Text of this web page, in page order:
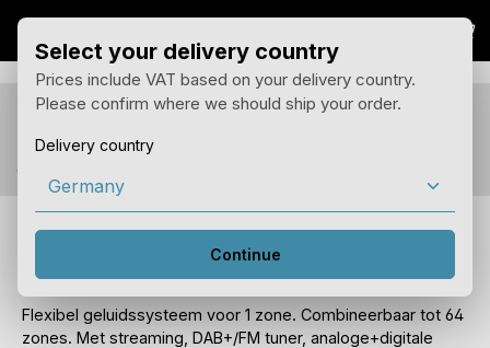
Overslaan naar hoofdinhoud
Je ziet de prijzen voor het land van levering met 19%
Je kunt het land van levering wijzigen in het menu hierboven.
SC311m - Matrix geluidssysteem met 1+
Flexibel geluidssysteem voor 1 zone. Combineerbaar tot 64
zones. Met streaming, DAB+/FM tuner, analoge+digitale
Select your delivery country
Prices include VAT based on your delivery country.
Please confirm where we should ship your order.
Delivery country
Continue